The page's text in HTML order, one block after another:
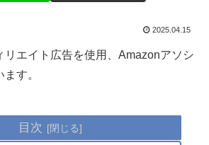
2025.04.15
リエイト広告を使用、Amazonアソシ
す。
目次